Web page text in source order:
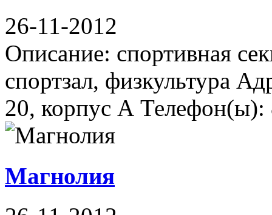
26-11-2012
Описание: спортивная
спортзал, физкультура
20, корпус А
Магнолия